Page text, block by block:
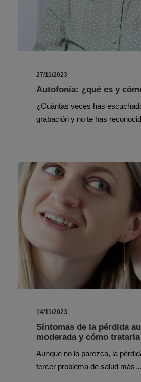
27/11/2023
Autofonía: ¿qué es y
¿Cuántas veces has
grabación y no te has
14/11/2023
Síntomas de la pérdida
moderada y cómo tratarla
Aunque no lo parezca, la
tercer problema de salud más…